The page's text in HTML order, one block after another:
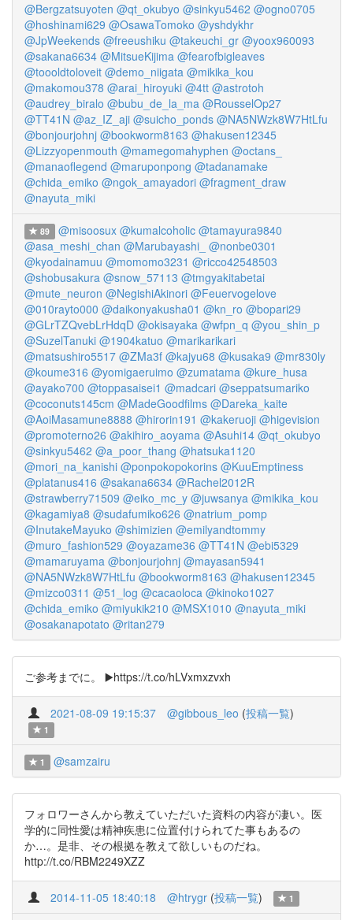
@Bergzatsuyoten @qt_okubyo @sinkyu5462 @ogno0705
@hoshinami629 @OsawaTomoko @yshdykhr
@JpWeekends @freeushiku @takeuchi_gr @yoox960093
@sakana6634 @MitsueKijima @fearofbigleaves
@toooldtoloveit @demo_niigata @mikika_kou
@makomou378 @arai_hiroyuki @4tt @astrotoh
@audrey_biralo @bubu_de_la_ma @RousselOp27
@TT41N @az_IZ_aji @suicho_ponds @NA5NWzk8W7HtLfu
@bonjourjohnj @bookworm8163 @hakusen12345
@Lizzyopenmouth @mamegomahyphen @octans_
@manaoflegend @maruponpong @tadanamake
@chida_emiko @ngok_amayadori @fragment_draw
@nayuta_miki
89 @misoosux @kumalcoholic @tamayura9840
@asa_meshi_chan @Marubayashi_ @nonbe0301
@kyodainamuu @momomo3231 @ricco42548503
@shobusakura @snow_57113 @tmgyakitabetai
@mute_neuron @NegishiAkinori @Feuervogelove
@010rayto000 @daikonyakusha01 @kn_ro @bopari29
@GLrTZQvebLrHdqD @okisayaka @wfpn_q @you_shin_p
@SuzelTanuki @1904katuo @marikarikari
@matsushiro5517 @ZMa3f @kajyu68 @kusaka9 @mr830ly
@koume316 @yomigaeruimo @zumatama @kure_husa
@ayako700 @toppasaisei1 @madcari @seppatsumariko
@coconuts145cm @MadeGoodfilms @Dareka_kaite
@AoiMasamune8888 @hirorin191 @kakeruoji @higevision
@promoterno26 @akihiro_aoyama @Asuhi14 @qt_okubyo
@sinkyu5462 @a_poor_thang @hatsuka1120
@mori_na_kanishi @ponpokopokorins @KuuEmptiness
@platanus416 @sakana6634 @Rachel2012R
@strawberry71509 @eiko_mc_y @juwsanya @mikika_kou
@kagamiya8 @sudafumiko626 @natrium_pomp
@InutakeMayuko @shimizien @emilyandtommy
@muro_fashion529 @oyazame36 @TT41N @ebi5329
@mamaruyama @bonjourjohnj @mayasan5941
@NA5NWzk8W7HtLfu @bookworm8163 @hakusen12345
@mizco0311 @51_log @cacaoloca @kinoko1027
@chida_emiko @miyukik210 @MSX1010 @nayuta_miki
@osakanapotato @ritan279
ご参考までに。 ▶️https://t.co/hLVxmxzvxh
2021-08-09 19:15:37 @gibbous_leo (投稿一覧)
1
1 @samzairu
フォロワーさんから教えていただいた資料の内容が凄い。医
学的に同性愛は精神疾患に位置付けられてた事もあるの
か…。是非、その根拠を教えて欲しいものだね。
http://t.co/RBM2249XZZ
2014-11-05 18:40:18 @htrygr (投稿一覧) 1